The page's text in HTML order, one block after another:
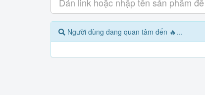
Người dùng đang quan tâm đến 🔥...